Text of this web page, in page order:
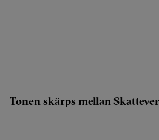
Tonen skärps mellan